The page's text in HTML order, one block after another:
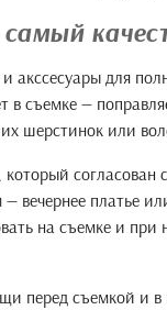
самый
акссесуары для
в съемке —
шерстинок или
согласован
вечернее платье
на съемке и
перед съемкой и в